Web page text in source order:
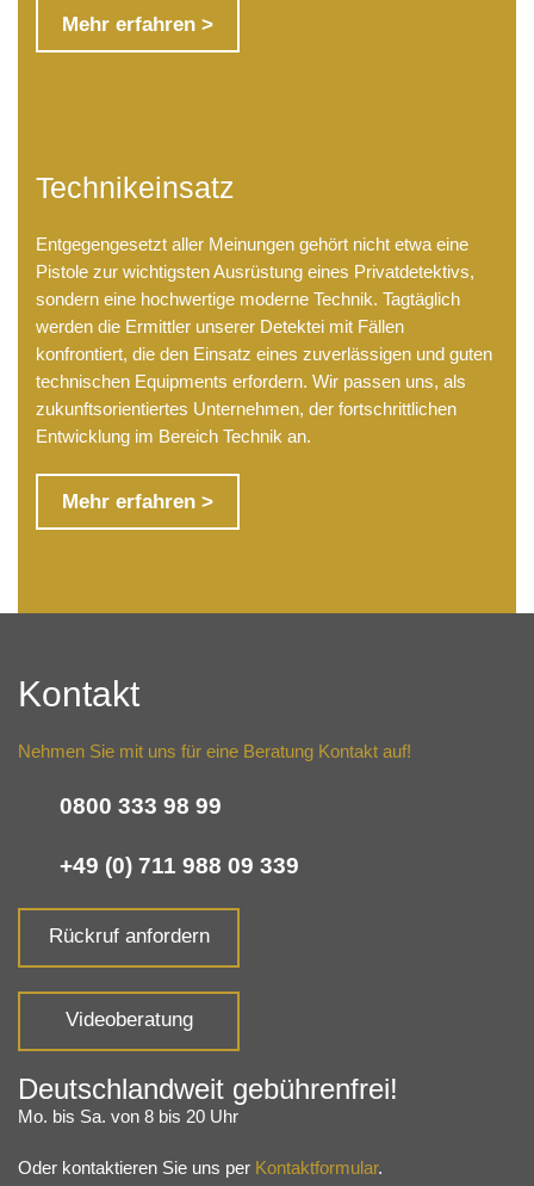
Mehr erfahren >
Technikeinsatz
Entgegengesetzt aller Meinungen gehört nicht etwa eine
Pistole zur wichtigsten Ausrüstung eines Privatdetektivs,
sondern eine hochwertige moderne Technik. Tagtäglich
werden die Ermittler unserer Detektei mit Fällen
konfrontiert, die den Einsatz eines zuverlässigen und guten
technischen Equipments erfordern. Wir passen uns, als
zukunftsorientiertes Unternehmen, der fortschrittlichen
Entwicklung im Bereich Technik an.
Mehr erfahren >
Kontakt
Nehmen Sie mit uns für eine Beratung Kontakt auf!
0800 333 98 99
+49 (0) 711 988 09 339
Rückruf anfordern
Videoberatung
Deutschlandweit gebührenfrei!
Mo. bis Sa. von 8 bis 20 Uhr
Oder kontaktieren Sie uns per Kontaktformular.